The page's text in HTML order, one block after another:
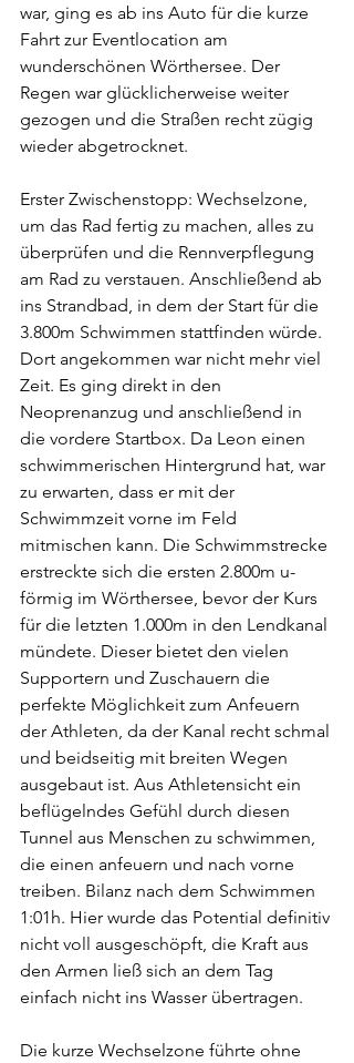
war, ging es ab ins Auto für die kurze
Fahrt zur Eventlocation am
wunderschönen Wörthersee. Der
Regen war glücklicherweise weiter
gezogen und die Straßen recht zügig
wieder abgetrocknet.
Erster Zwischenstopp: Wechselzone,
um das Rad fertig zu machen, alles zu
überprüfen und die Rennverpflegung
am Rad zu verstauen. Anschließend ab
ins Strandbad, in dem der Start für die
3.800m Schwimmen stattfinden würde.
Dort angekommen war nicht mehr viel
Zeit. Es ging direkt in den
Neoprenanzug und anschließend in
die vordere Startbox. Da Leon einen
schwimmerischen Hintergrund hat, war
zu erwarten, dass er mit der
Schwimmzeit vorne im Feld
mitmischen kann. Die Schwimmstrecke
erstreckte sich die ersten 2.800m u-
förmig im Wörthersee, bevor der Kurs
für die letzten 1.000m in den Lendkanal
mündete. Dieser bietet den vielen
Supportern und Zuschauern die
perfekte Möglichkeit zum Anfeuern
der Athleten, da der Kanal recht schmal
und beidseitig mit breiten Wegen
ausgebaut ist. Aus Athletensicht ein
beflügelndes Gefühl durch diesen
Tunnel aus Menschen zu schwimmen,
die einen anfeuern und nach vorne
treiben. Bilanz nach dem Schwimmen
1:01h. Hier wurde das Potential definitiv
nicht voll ausgeschöpft, die Kraft aus
den Armen ließ sich an dem Tag
einfach nicht ins Wasser übertragen.
Die kurze Wechselzone führte ohne